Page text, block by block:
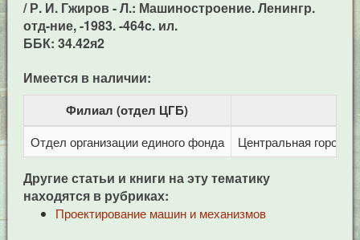
/ Р. И. Гжиров - Л.: Машиностроение. Ленингр.
отд-ние, -1983. -464c. ил.
ББК: 34.42я2
Имеется в наличии:
Филиал (отдел ЦГБ)
Отдел организации единого фонда Центральная
Другие статьи и книги на эту тематику
находятся в рубриках:
Проектирование машин и механизмов